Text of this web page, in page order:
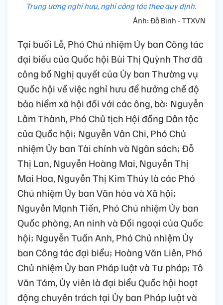
Trung ương nghỉ hưu, nghỉ công tác theo quy định.
Ảnh: Đỗ Bình - TTXVN
Tại buổi Lễ, Phó Chủ nhiệm Ủy ban Công tác
đại biểu của Quốc hội Bùi Thị Quỳnh Thơ đã
công bố Nghị quyết của Ủy ban Thường vụ
Quốc hội về việc nghỉ hưu để hưởng chế độ
bảo hiểm xã hội đối với các ông, bà: Nguyễn
Lâm Thành, Phó Chủ tịch Hội đồng Dân tộc
của Quốc hội; Nguyễn Vân Chi, Phó Chủ
nhiệm Ủy ban Tài chính và Ngân sách; Đỗ
Thị Lan, Nguyễn Hoàng Mai, Nguyễn Thị
Mai Hoa, Nguyễn Thị Kim Thúy là các Phó
Chủ nhiệm Ủy ban Văn hóa và Xã hội;
Nguyễn Mạnh Tiến, Phó Chủ nhiệm Ủy ban
Quốc phòng, An ninh và Đối ngoại của Quốc
hội; Nguyễn Tuấn Anh, Phó Chủ nhiệm Ủy
ban Công tác đại biểu; Hoàng Văn Liên, Phó
Chủ nhiệm Ủy ban Pháp luật và Tư pháp; Tô
Văn Tám, Ủy viên là đại biểu Quốc hội hoạt
động chuyên trách tại Ủy ban Pháp luật và